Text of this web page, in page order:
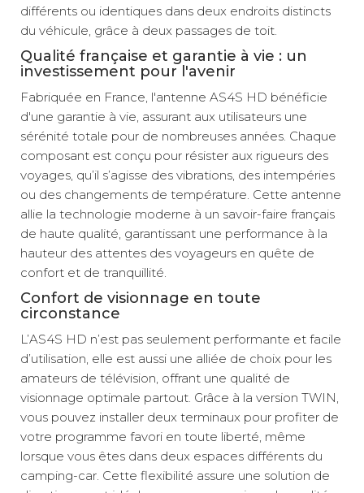
différents ou identiques dans deux endroits distincts
du véhicule, grâce à deux passages de toit.
Qualité française et garantie à vie : un
investissement pour l'avenir
Fabriquée en France, l'antenne AS4S HD bénéficie
d'une garantie à vie, assurant aux utilisateurs une
sérénité totale pour de nombreuses années. Chaque
composant est conçu pour résister aux rigueurs des
voyages, qu’il s’agisse des vibrations, des intempéries
ou des changements de température. Cette antenne
allie la technologie moderne à un savoir-faire français
de haute qualité, garantissant une performance à la
hauteur des attentes des voyageurs en quête de
confort et de tranquillité.
Confort de visionnage en toute
circonstance
L’AS4S HD n’est pas seulement performante et facile
d’utilisation, elle est aussi une alliée de choix pour les
amateurs de télévision, offrant une qualité de
visionnage optimale partout. Grâce à la version TWIN,
vous pouvez installer deux terminaux pour profiter de
votre programme favori en toute liberté, même
lorsque vous êtes dans deux espaces différents du
camping-car. Cette flexibilité assure une solution de